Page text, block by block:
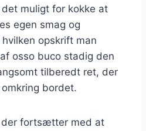
muligt for kokke at
egen smag og
opskrift man
osso buco stadig den
tilberedt ret, der
bordet.
der fortsætter med at